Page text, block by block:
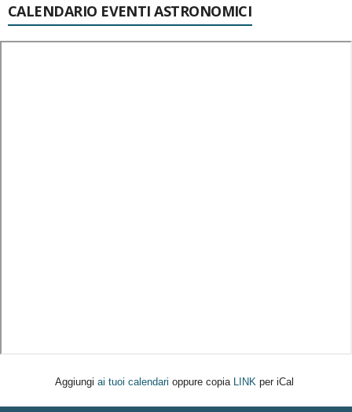
CALENDARIO EVENTI ASTRONOMICI
Aggiungi ai tuoi calendari oppure copia LINK per iCal